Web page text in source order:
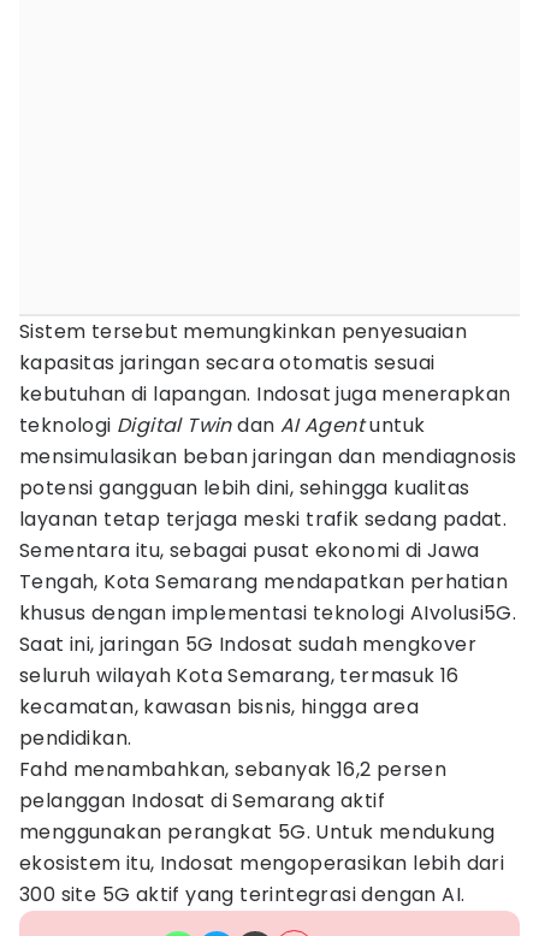
Sistem tersebut memungkinkan penyesuaian
kapasitas jaringan secara otomatis sesuai
kebutuhan di lapangan. Indosat juga menerapkan
teknologi Digital Twindan AI Agentuntuk
mensimulasikan beban jaringan dan mendiagnosis
potensi gangguan lebih dini, sehingga kualitas
layanan tetap terjaga meski trafik sedang padat.
Sementara itu, sebagai pusat ekonomi di Jawa
Tengah, Kota Semarang mendapatkan perhatian
khusus dengan implementasi teknologi AIvolusi5G.
Saat ini, jaringan 5G Indosat sudah mengkover
seluruh wilayah Kota Semarang, termasuk 16
kecamatan, kawasan bisnis, hingga area
pendidikan.
Fahd menambahkan, sebanyak 16,2 persen
pelanggan Indosat di Semarang aktif
menggunakan perangkat 5G. Untuk mendukung
ekosistem itu, Indosat mengoperasikan lebih dari
300 site 5G aktif yang terintegrasi dengan AI.